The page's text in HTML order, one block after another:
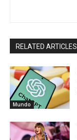
RELATED ARTICLES
Mundo